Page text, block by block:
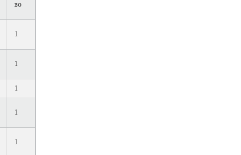
во
1
1
1
1
1